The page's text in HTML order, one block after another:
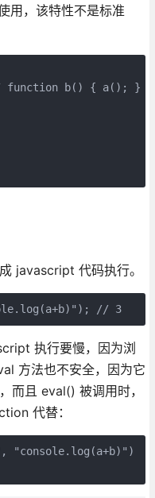
用，该特性不是标准
function b() { a(); }
javascript 代码执行。
// 3
执行要慢，因为浏
方法也不安全，因为它
而且 eval() 被调用时，
代替：
"console.log(a+b)")